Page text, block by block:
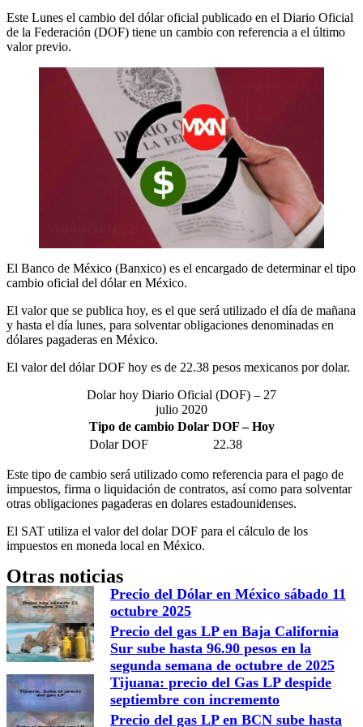
Este Lunes el cambio del dólar oficial publicado en el Diario Oficial
de la Federación (DOF) tiene un cambio con referencia a el último
valor previo.
El Banco de México (Banxico) es el encargado de determinar el tipo
cambio oficial del dólar en México.
El valor que se publica hoy, es el que será utilizado el día de mañana
y hasta el día lunes, para solventar obligaciones denominadas en
dólares pagaderas en México.
El valor del dólar DOF hoy es de 22.38 pesos mexicanos por dolar.
Dolar hoy Diario Oficial (DOF) – 27
julio 2020
Tipo de cambio Dolar DOF – Hoy
Dolar DOF
22.38
Este tipo de cambio será utilizado como referencia para el pago de
impuestos, firma o liquidación de contratos, así como para solventar
otras obligaciones pagaderas en dolares estadounidenses.
El SAT utiliza el valor del dolar DOF para el cálculo de los
impuestos en moneda local en México.
Otras noticias
Precio del Dólar en México sábado 11
octubre 2025
Precio del gas LP en Baja California
Sur sube hasta 96.90 pesos en la
segunda semana de octubre de 2025
Tijuana: precio del Gas LP despide
septiembre con incremento
Precio del gas LP en BCN sube hasta